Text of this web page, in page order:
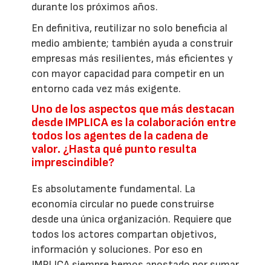
durante los próximos años.
En definitiva, reutilizar no solo beneficia al
medio ambiente; también ayuda a construir
empresas más resilientes, más eficientes y
con mayor capacidad para competir en un
entorno cada vez más exigente.
Uno de los aspectos que más destacan
desde IMPLICA es la colaboración entre
todos los agentes de la cadena de
valor. ¿Hasta qué punto resulta
imprescindible?
Es absolutamente fundamental. La
economía circular no puede construirse
desde una única organización. Requiere que
todos los actores compartan objetivos,
información y soluciones. Por eso en